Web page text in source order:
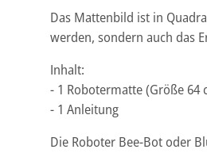
Das Mattenbild ist in
werden, sondern auch das
Inhalt:
- 1 Robotermatte (Größe 64
- 1 Anleitung
Die Roboter Bee-Bot oder